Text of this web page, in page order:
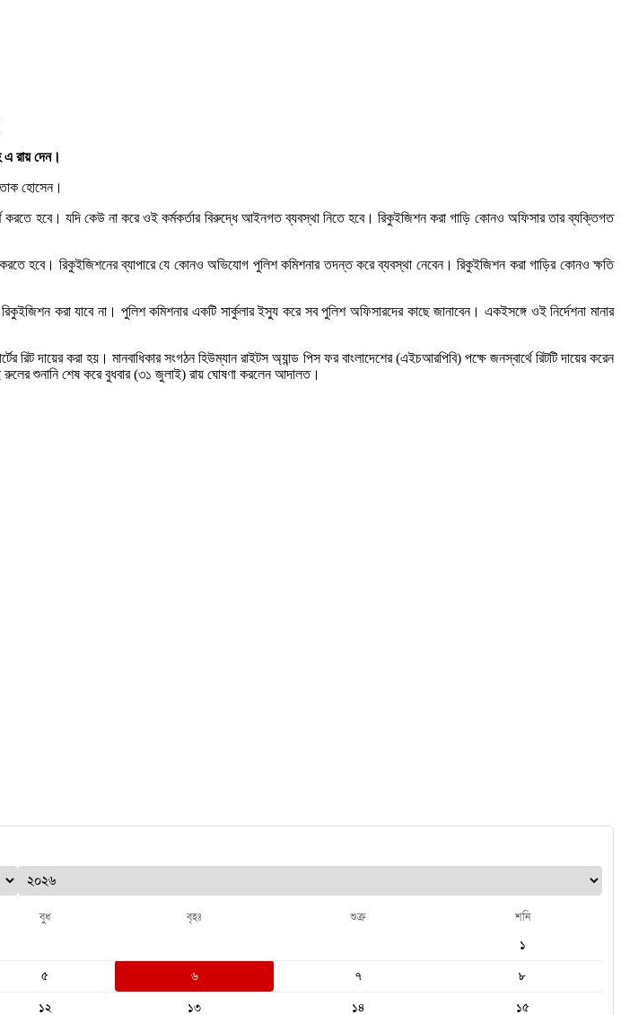
এ রায় দেন।
হোসেন।
করতে হবে। যদি কেউ না করে ওই কর্মকর্তার বিরুদ্ধে আইনগত ব্যবস্থা নিতে হবে। রিকুইজিশন করা গাড়ি কোনও অফিসার তার ব্যক্তিগত
করতে হবে। রিকুইজিশনের ব্যাপারে যে কোনও অভিযোগ পুলিশ কমিশনার তদন্ত করে ব্যবস্থা নেবেন। রিকুইজিশন করা গাড়ির কোনও ক্ষতি
করা যাবে না। পুলিশ কমিশনার একটি সার্কুলার ইস্যু করে সব পুলিশ অফিসারদের কাছে জানাবেন। একইসঙ্গে ওই নির্দেশনা মানার
দায়ের করা হয়। মানবাধিকার সংগঠন হিউম্যান রাইটস অ্যান্ড পিস ফর বাংলাদেশের (এইচআরপিবি) পক্ষে জনস্বার্থে রিটটি দায়ের করেন
শুনানি শেষ করে বুধবার (৩১ জুলাই) রায় ঘোষণা করলেন আদালত।
বুধ বৃহঃ শুক্র শনি
১
৫ ৬ ৭
৮
১২ ১৩ ১৪ ১৫